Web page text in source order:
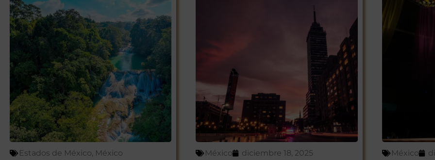
Estados de México, México
México diciembre 18, 2025 México